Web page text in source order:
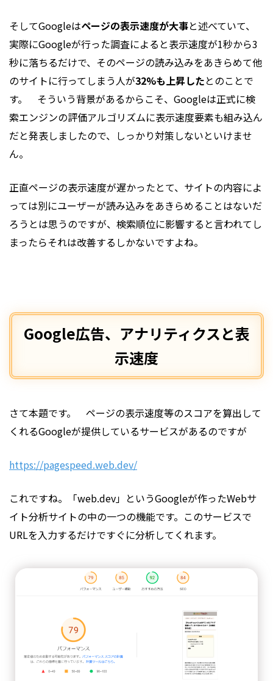
そしてGoogleはページの表示速度が大事と述べていて、
実際にGoogleが行った調査によると表示速度が1秒から3
秒に落ちるだけで、そのページの読み込みをあきらめて他
のサイトに行ってしまう人が32%も上昇したとのことで
す。 そういう背景があるからこそ、Googleは正式に検
索エンジンの評価アルゴリズムに表示速度要素も組み込ん
だと発表しましたので、しっかり対策しないといけませ
ん。
正直ページの表示速度が遅かったとて、サイトの内容によ
っては別にユーザーが読み込みをあきらめることはないだ
ろうとは思うのですが、検索順位に影響すると言われてし
まったらそれは改善するしかないですよね。
Google広告、アナリティクスと表
示速度
さて本題です。 ページの表示速度等のスコアを算出して
くれるGoogleが提供しているサービスがあるのですが
https://pagespeed.web.dev/
これですね。「web.dev」というGoogleが作ったWebサ
イト分析サイトの中の一つの機能です。このサービスで
URLを入力するだけですぐに分析してくれます。